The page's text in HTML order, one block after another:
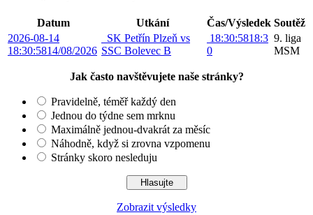
Datum Utkání Čas/Výsledek Soutěž
2026-08-14
18:30:5814/08/2026
SK Petřín Plzeň vs
SSC Bolevec B
18:30:5818:3
0
9. liga
MSM
Jak často navštěvujete naše stránky?
Pravidelně, téměř každý den
Jednou do týdne sem mrknu
Maximálně jednou-dvakrát za měsíc
Náhodně, když si zrovna vzpomenu
Stránky skoro nesleduju
Zobrazit výsledky